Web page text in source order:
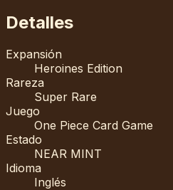
Detalles
Expansión
Heroines Edition
Rareza
Super Rare
Juego
One Piece Card Game
Estado
NEAR MINT
Idioma
Inglés